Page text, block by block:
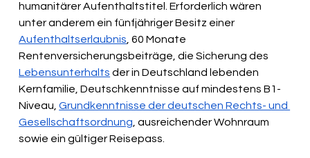
humanitärer Aufenthaltstitel. Erforderlich wären
unter anderem ein fünfjähriger Besitz einer
Aufenthaltserlaubnis, 60 Monate
Rentenversicherungsbeiträge, die Sicherung des
Lebensunterhalts der in Deutschland lebenden
Kernfamilie, Deutschkenntnisse auf mindestens B1-
Niveau, Grundkenntnisse der deutschen Rechts- und
Gesellschaftsordnung, ausreichender Wohnraum
sowie ein gültiger Reisepass.